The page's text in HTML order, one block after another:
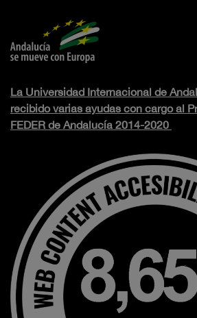
La Universidad Internacional de
recibido varias ayudas con cargo al
FEDER de Andalucía 2014-2020